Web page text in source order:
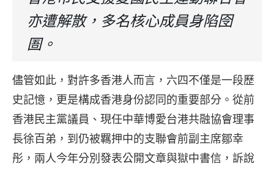
亦遭解散，多名核心成員身陷囹
圄。
儘管如此，對許多香港人而言，六四不僅是一段歷
史記憶，更是構成香港身份認同的重要部分。從前
香港民主黨議員、現任中華博愛台港共融協會理事
長徐百弟，到仍被羈押中的支聯會前副主席鄒幸
彤，兩人今年分別發表公開文章與獄中書信，訴說